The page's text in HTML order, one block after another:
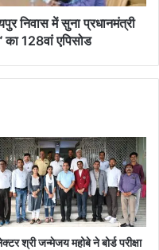
निवास में सुना प्रधानमंत्री
का 128वां एपिसोड
श्री जन्मेजय महोबे ने बोर्ड परीक्षा